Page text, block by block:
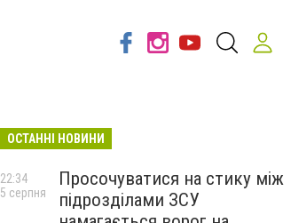
ОСТАННІ НОВИНИ
Просочуватися на стику між
підрозділами ЗСУ
22:34
5 серпня